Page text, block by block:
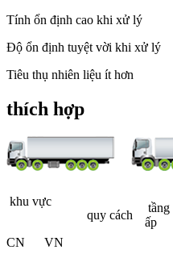
Tính ổn định cao khi xử lý
Độ ổn định tuyệt vời khi xử lý
Tiêu thụ nhiên liệu ít hơn
thích hợp
khu vực
quy cách
tầng
ấp
CN
VN